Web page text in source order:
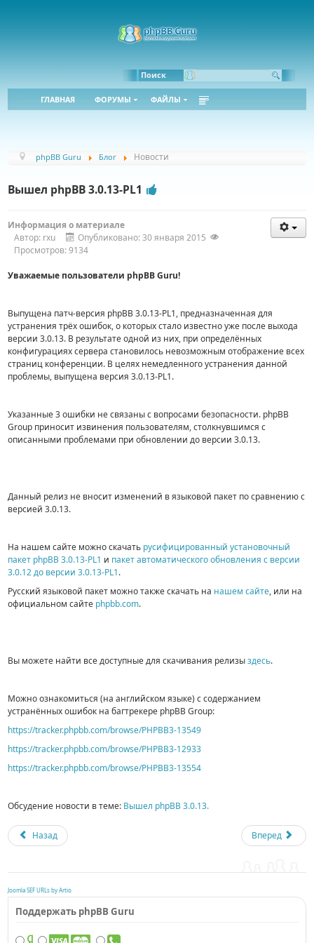
Поиск
ГЛАВНАЯ ФОРУМЫ ФАЙЛЫ
phpBB Guru Блог Новости
Вышел phpBB 3.0.13-PL1
Информация о материале
Автор: rxu
Опубликовано: 30 января 2015
Просмотров: 9134
Уважаемые пользователи phpBB Guru!
Выпущена патч-версия phpBB 3.0.13-PL1, предназначенная для
устранения трёх ошибок, о которых стало известно уже после выхода
версии 3.0.13. В результате одной из них, при определённых
конфигурациях сервера становилось невозможным отображение всех
страниц конференции. В целях немедленного устранения данной
проблемы, выпущена версия 3.0.13-PL1.
Указанные 3 ошибки не связаны с вопросами безопасности. phpBB
Group приносит извинения пользователям, столкнувшимся с
описанными проблемами при обновлении до версии 3.0.13.
Данный релиз не вносит изменений в языковой пакет по сравнению с
версией 3.0.13.
На нашем сайте можно скачать русифицированный установочный
пакет phpBB 3.0.13-PL1 и пакет автоматического обновления с версии
3.0.12 до версии 3.0.13-PL1.
Русский языковой пакет можно также скачать на нашем сайте, или на
официальном сайте phpbb.com.
Вы можете найти все доступные для скачивания релизыздесь.
Можно ознакомиться (на английском языке) с содержанием
устранённых ошибок на багтрекере phpBB Group:
https://tracker.phpbb.com/browse/PHPBB3-13549
https://tracker.phpbb.com/browse/PHPBB3-12933
https://tracker.phpbb.com/browse/PHPBB3-13554
Обсудение новости в теме: Вышел phpBB 3.0.13.
Назад Вперед
Joomla SEF URLs by Artio
Поддержать phpBB Guru